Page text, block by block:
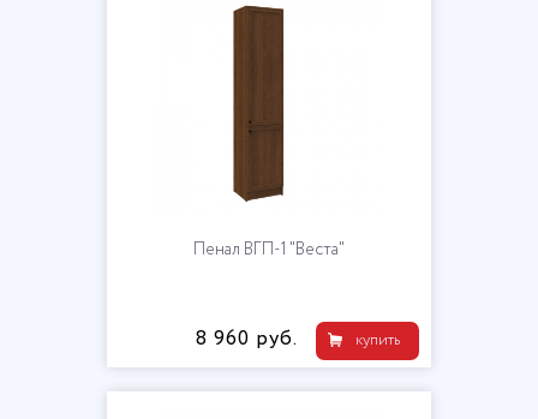
Пенал ВГП-1 "Веста"
купить
8 960 руб.